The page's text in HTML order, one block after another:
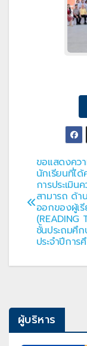
แนะแนว
เรื่อง
ขอแสดงคว
นักเรียนที่ได้
การประเมิน
สามารถ ด้า
ออกของผู้เ
(READING
ชั้นประถมศึ
ประจำปีกา
ผู้บริหาร